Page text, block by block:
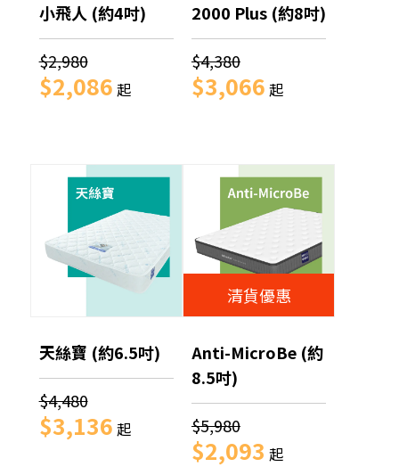
小飛人 (約4吋)
$2,980
$2,086 起
2000 Plus (約8吋)
$4,380
$3,066 起
天絲寶 (約6.5吋)
$4,480
$3,136 起
清貨優惠
Anti-MicroBe (約
8.5吋)
$5,980
$2,093 起